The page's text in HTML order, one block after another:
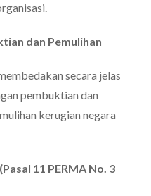
dan Pemulihan
secara jelas
pembuktian dan
kerugian negara
11 PERMA No. 3